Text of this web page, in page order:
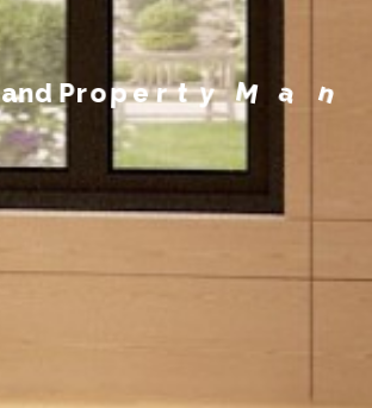
and PropertyManag em e